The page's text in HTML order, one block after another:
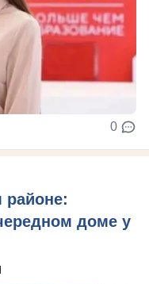
0
доме у